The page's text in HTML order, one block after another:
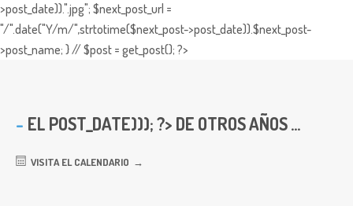
>post_date)).".jpg"; $next_post_url =
"/".date("Y/m/",strtotime($next_post->post_date)).$next_post-
>post_name; } // $post = get_post(); ?>
EL POST_DATE))); ?> DE OTROS AÑOS ...
VISITA EL CALENDARIO